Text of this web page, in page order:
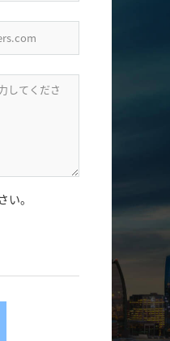
い。